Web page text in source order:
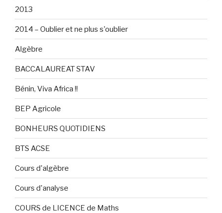
2013
2014 – Oublier et ne plus s'oublier
Algèbre
BACCALAUREAT STAV
Bénin, Viva Africa !!
BEP Agricole
BONHEURS QUOTIDIENS
BTS ACSE
Cours d'algèbre
Cours d'analyse
COURS de LICENCE de Maths